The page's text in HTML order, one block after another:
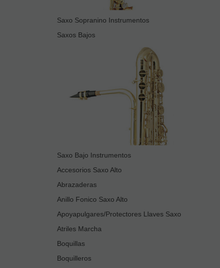
Saxo Sopranino Instrumentos
Saxos Bajos
Saxo Bajo Instrumentos
Accesorios Saxo Alto
Abrazaderas
Anillo Fonico Saxo Alto
Apoyapulgares/Protectores Llaves Saxo
Atriles Marcha
Boquillas
Boquilleros